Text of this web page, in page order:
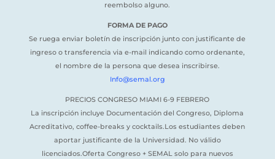
reembolso alguno.
FORMA DE PAGO
Se ruega enviar boletín de inscripción junto con justificante de
ingreso o transferencia via e-mail indicando como ordenante,
el nombre de la persona que desea inscribirse.
Info@semal.org
PRECIOS CONGRESO MIAMI 6-9 FEBRERO
La inscripción incluye Documentación del Congreso, Diploma
Acreditativo, coffee-breaks y cocktails.Los estudiantes deben
aportar justificante de la Universidad. No válido
licenciados.Oferta Congreso + SEMAL solo para nuevos